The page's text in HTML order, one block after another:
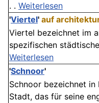
. . Weiterlesen
'Viertel' auf
Viertel bezeichnet im
spezifischen
Weiterlesen
'Schnoor'
Schnoor bezeichnet
Stadt, das für seine